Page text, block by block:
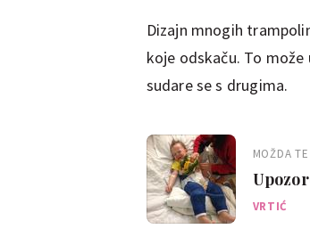
Dizajn mnogih
koje odskaču. To
sudare se s drugima.
MOŽDA
VRTIĆ